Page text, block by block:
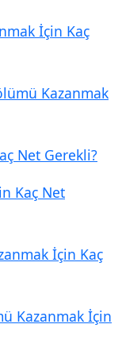
İçin Kaç
Kazanmak
Net Gerekli?
Kaç Net
İçin Kaç
Kazanmak İçin